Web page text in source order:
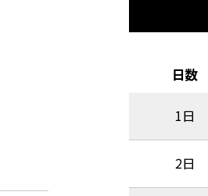
日数
1日
2日